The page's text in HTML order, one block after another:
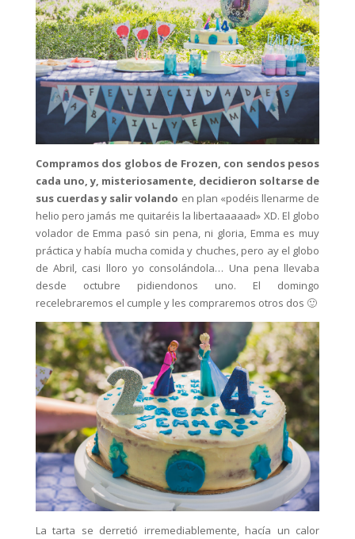
Compramos dos globos de Frozen, con sendos pesos
cada uno, y, misteriosamente, decidieron soltarse de
sus cuerdas y salir volando en plan «podéis llenarme de
helio pero jamás me quitaréis la libertaaaaad» XD. El globo
volador de Emma pasó sin pena, ni gloria, Emma es muy
práctica y había mucha comida y chuches, pero ay el globo
de Abril, casi lloro yo consolándola… Una pena llevaba
desde octubre pidiendonos uno. El domingo
recelebraremos el cumple y les compraremos otros dos 🙂
La tarta se derretió irremediablemente, hacía un calor